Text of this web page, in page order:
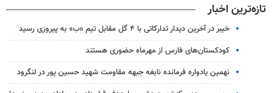
تازه‌ترین اخبار
خیبر در آخرین دیدار تدارکاتی با ۴ گل مقابل تیم «ب» به پیروزی رسید
کودکستان‌های فارس از مهرماه حضوری هستند
نهمین یادواره فرمانده نابغه جبهه مقاومت شهید حسین پور در لنگرود